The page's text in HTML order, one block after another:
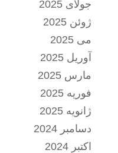
جولای 2025
ژوئن 2025
می 2025
آوریل 2025
مارس 2025
فوریه 2025
ژانویه 2025
دسامبر 2024
اکتبر 2024